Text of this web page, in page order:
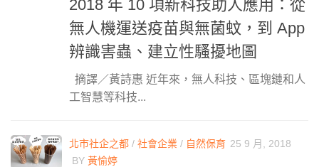
2018 年 10 項新科技助人應用：從
無人機運送疫苗與無菌蚊，到 App
辨識害蟲、建立性騷擾地圖
摘譯／黃詩惠 近年來，無人科技、區塊鏈和人
工智慧等科技...
北市社企之都 / 社會企業 / 自然保育 25 9 月, 2018
BY 黃愉婷